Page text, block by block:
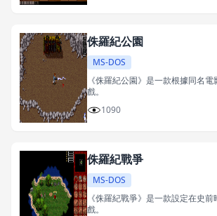
侏羅紀公園
MS-DOS
《侏羅紀公園》是一款根據同名
戲。
1090
侏羅紀戰爭
MS-DOS
《侏羅紀戰爭》是一款設定在史
戲。